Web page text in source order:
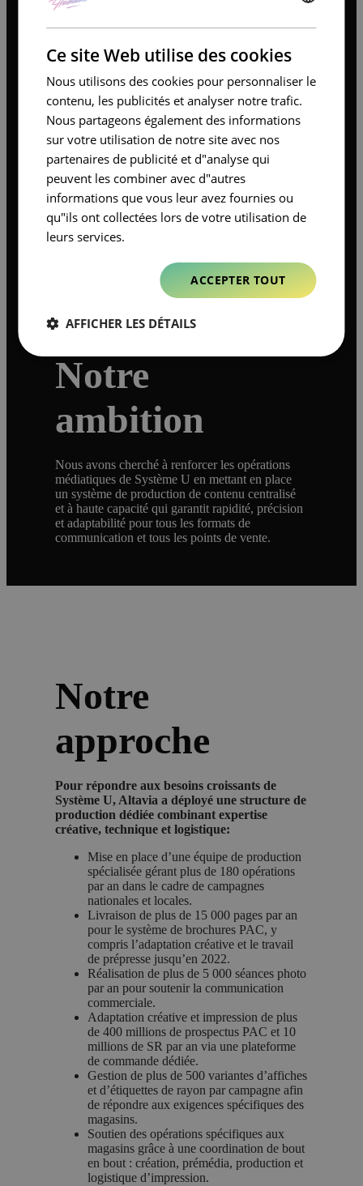
Contexte
détail français, organisé en coopérative avec une
forte présence locale et une structure
décentralisée. Chaque magasin conserve une
certaine autonomie, ce qui nécessite des outils de
communication adaptables mais standardisés. Au
fil du temps, le volume et la complexité des
ressources médiatiques, allant des campagnes
nationales aux supports de vente spécifiques aux
magasins, ont considérablement augmenté. Cette
évolution a nécessité la mise en place d’un
d’assurer la cohérence à grande échelle, tant pour
Notre
ambition
Nous avons cherché à renforcer les opérations
médiatiques de Système U en mettant en place
un système de production de contenu centralisé
et à haute capacité qui garantit rapidité, précision
et adaptabilité pour tous les formats de
communication et tous les points de vente.
Notre
approche
Pour répondre aux besoins croissants de
Système U, Altavia a déployé une structure de
production dédiée combinant expertise
créative, technique et logistique:
Mise en place d’une équipe de production
spécialisée gérant plus de 180 opérations
par an dans le cadre de campagnes
nationales et locales.
Livraison de plus de 15 000 pages par an
pour le système de brochures PAC, y
compris l’adaptation créative et le travail
de prépresse jusqu’en 2022.
Réalisation de plus de 5 000 séances photo
par an pour soutenir la communication
commerciale.
Adaptation créative et impression de plus
de 400 millions de prospectus PAC et 10
millions de SR par an via une plateforme
de commande dédiée.
Gestion de plus de 500 variantes d’affiches
et d’étiquettes de rayon par campagne afin
de répondre aux exigences spécifiques des
magasins.
Soutien des opérations spécifiques aux
magasins grâce à une coordination de bout
en bout : création, prémédia, production et
logistique d’impression.
Ce site Web utilise des cookies
Nous utilisons des cookies pour personnaliser le
contenu, les publicités et analyser notre trafic.
Nous partageons également des informations
sur votre utilisation de notre site avec nos
partenaires de publicité et d"analyse qui
peuvent les combiner avec d"autres
informations que vous leur avez fournies ou
qu"ils ont collectées lors de votre utilisation de
leurs services.
ACCEPTER TOUT
AFFICHER LES DÉTAILS